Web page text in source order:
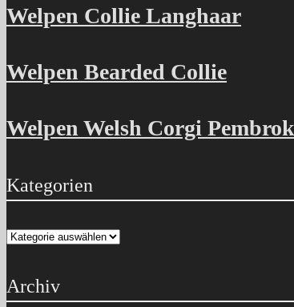
Welpen Collie Langhaar
Welpen Bearded Collie
Welpen Welsh Corgi
Kategorien
Kategorien
Archiv